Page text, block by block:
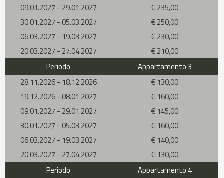
09.01.2027 - 29.01.2027
€ 235,00
30.01.2027 - 05.03.2027
€ 250,00
06.03.2027 - 19.03.2027
€ 230,00
20.03.2027 - 27.04.2027
€ 210,00
Periodo
Appartamento 3
28.11.2026 - 18.12.2026
€ 130,00
19.12.2026 - 08.01.2027
€ 160,00
09.01.2027 - 29.01.2027
€ 145,00
30.01.2027 - 05.03.2027
€ 160,00
06.03.2027 - 19.03.2027
€ 140,00
20.03.2027 - 27.04.2027
€ 130,00
Periodo
Appartamento 4